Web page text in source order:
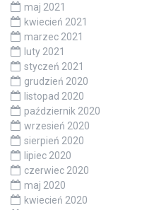
maj 2021
kwiecień 2021
marzec 2021
luty 2021
styczeń 2021
grudzień 2020
listopad 2020
październik 2020
wrzesień 2020
sierpień 2020
lipiec 2020
czerwiec 2020
maj 2020
kwiecień 2020